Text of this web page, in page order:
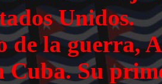
Unidos.
de la guerra,
Cuba. Su